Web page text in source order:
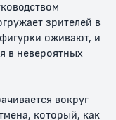
восстание драконов
зрителей в
оживают, и
в невероятных
вокруг
который, как